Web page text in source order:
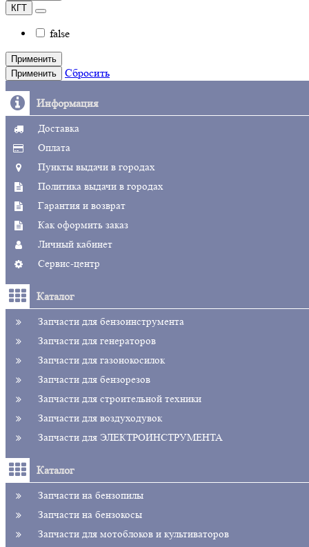
КГТ
false
Применить
Применить
Сбросить
Информация
Доставка
Оплата
Пункты выдачи в городах
Политика выдачи в городах
Гарантия и возврат
Как оформить заказ
Личный кабинет
Сервис-центр
Каталог
Запчасти для бензоинструмента
Запчасти для генераторов
Запчасти для газонокосилок
Запчасти для бензорезов
Запчасти для строительной техники
Запчасти для воздуходувок
Запчасти для ЭЛЕКТРОИНСТРУМЕНТА
Каталог
Запчасти на бензопилы
Запчасти на бензокосы
Запчасти для мотоблоков и культиваторов